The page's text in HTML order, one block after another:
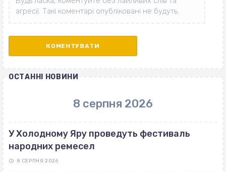
ОСТАННІ НОВИНИ
8 серпня 2026
У Холодному Яру проведуть фестиваль
народних ремесел
8 СЕРПНЯ 2026